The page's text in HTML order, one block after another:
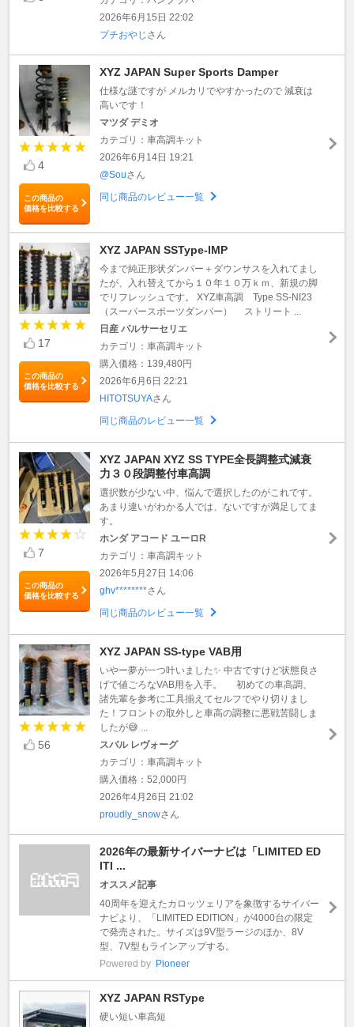
2026年6月15日 22:02
プチおやじ さん
4
この商品の
価格を比較する
XYZ JAPAN Super Sports Damper
仕様な謎ですが メルカリでやすかったので 減衰は
高いです！
マツダ デミオ
カテゴリ：車高調キット
2026年6月14日 19:21
@Souさん
同じ商品のレビュー一覧
17
この商品の
価格を比較する
XYZ JAPAN SSType-IMP
今まで純正形状ダンパー＋ダウンサスを入れてまし
たが、入れ替えてから１０年１０万ｋｍ、新規の脚
でリフレッシュです。 XYZ車高調 Type SS-NI23
（スーパースポーツダンパー） ストリート ...
日産 パルサーセリエ
カテゴリ：車高調キット
購入価格：139,480円
2026年6月6日 22:21
HITOTSUYAさん
同じ商品のレビュー一覧
7
この商品の
価格を比較する
XYZ JAPAN XYZ SS TYPE全長調整式減衰
力３０段調整付車高調
選択数が少ない中、悩んで選択したのがこれです。
あまり違いがわかる人では、ないですが満足してま
す。
ホンダ アコード ユーロR
カテゴリ：車高調キット
2026年5月27日 14:06
ghv********さん
同じ商品のレビュー一覧
56
XYZ JAPAN SS-type VAB用
いやー夢が一つ叶いました✨ 中古ですけど状態良さ
げで値ごろなVAB用を入手。 初めての車高調、
諸先輩を参考に工具揃えてセルフでやり切りまし
た！フロントの取外しと車高の調整に悪戦苦闘しま
したが😅 ...
スバル レヴォーグ
カテゴリ：車高調キット
購入価格：52,000円
2026年4月26日 21:02
proudly_snowさん
2026年の最新サイバーナビは「LIMITED ED
ITI ...
オススメ記事
40周年を迎えたカロッツェリアを象徴するサイバー
ナビより、「LIMITED EDITION」が4000台の限定
で発売された。サイズは9V型ラージのほか、8V
型、7V型もラインアップする。
Powered by Pioneer
XYZ JAPAN RSType
硬い短い車高短